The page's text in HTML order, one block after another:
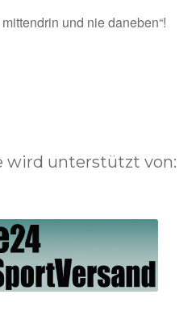
und nie daneben“!
wird unterstützt von: